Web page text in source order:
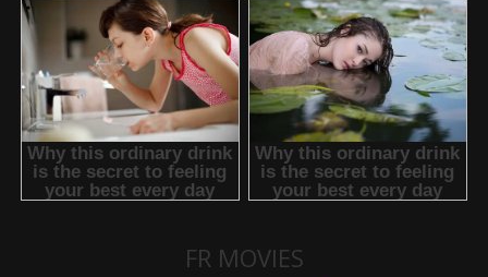
FR MOVIES